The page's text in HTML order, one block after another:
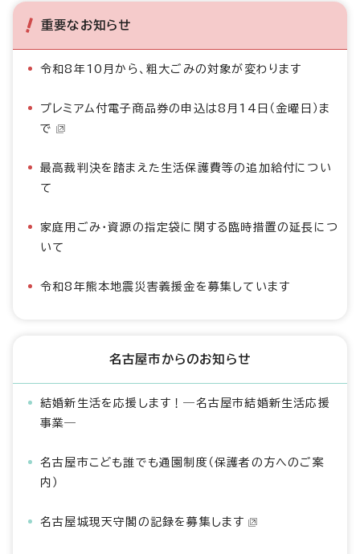
重要なお知らせ
令和8年10月から、粗大ごみの対象が変わります
プレミアム付電子商品券の申込は8月14日（金曜日）ま
で
最高裁判決を踏まえた生活保護費等の追加給付につい
て
家庭用ごみ・資源の指定袋に関する臨時措置の延長につ
いて
令和8年熊本地震災害義援金を募集しています
名古屋市からのお知らせ
結婚新生活を応援します！―名古屋市結婚新生活応援
事業―
名古屋市こども誰でも通園制度（保護者の方へのご案
内）
名古屋城現天守閣の記録を募集します